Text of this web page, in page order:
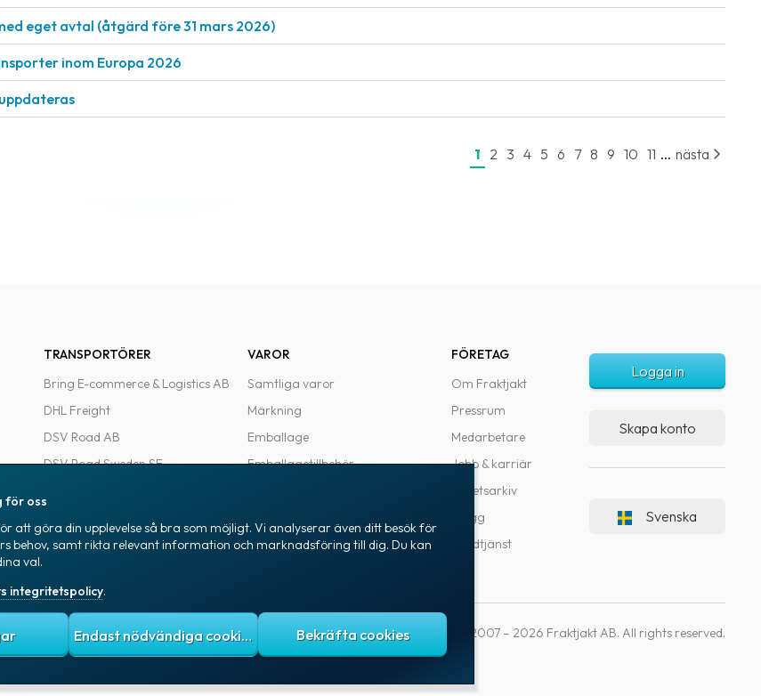
eget avtal (åtgärd före 31 mars 2026)
inom Europa 2026
1 2 3 4 5 6 7 8 9 10 11 ... nästa
TRANSPORTÖRER
Bring E-commerce & Logistics AB
DHL Freight
DSV Road AB
DSV Road Sweden SE
PostNord Sverige AB
VAROR
Samtliga varor
Märkning
Emballage
Emballagetillbehör
FÖRETAG
Om Fraktjakt
Pressrum
Medarbetare
Jobb & karriär
Nyhetsarkiv
Blogg
Kundtjänst
Logga in
Skapa konto
Svenska
Allmänna villkor Cookies Copyright © 2007 – 2026 Fraktjakt AB. All rights reserved.
för oss
att göra din upplevelse så bra som möjligt. Vi analyserar även ditt besök för
behov, samt rikta relevant information och marknadsföring till dig. Du kan
val.
integritetspolicy.
Endast nödvändiga cookies